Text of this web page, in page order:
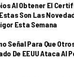
Al Obtener El
Son Las
Esta Semana
Señal Para Que
De EEUU Ataca Al